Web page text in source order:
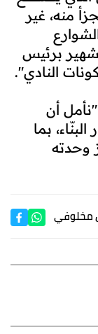
منه، غير
برئيس
النادي".
أن
بما
وحدته
مخلوفي